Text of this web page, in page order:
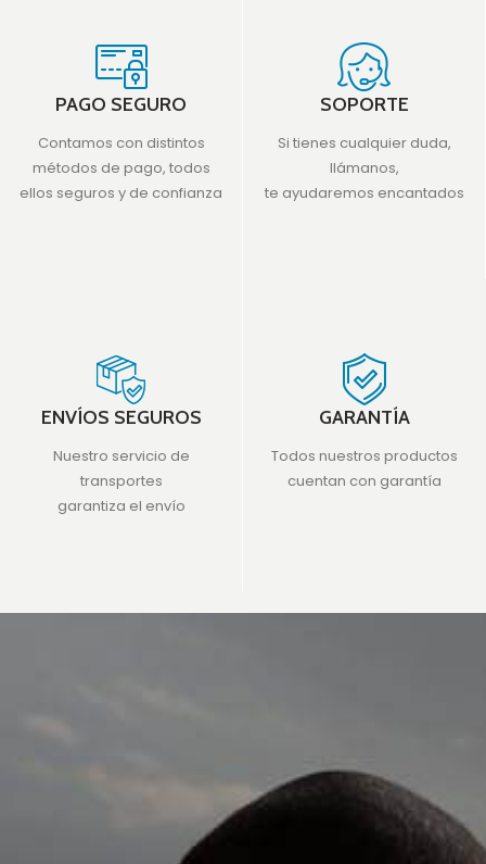
PAGO SEGURO
Contamos con distintos
métodos de pago, todos
ellos seguros y de confianza
SOPORTE
Si tienes cualquier duda,
llámanos,
te ayudaremos encantados
ENVÍOS SEGUROS
Nuestro servicio de
transportes
garantiza el envío
GARANTÍA
Todos nuestros productos
cuentan con garantía